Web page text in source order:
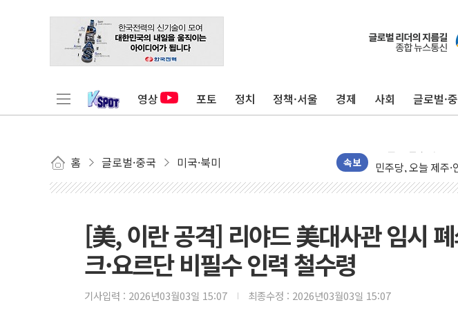
영상 포토 정치 정책·서울 경제 사회 글로벌·
홈 글로벌·중국 미국·북미 속보
李대통령, 'ISA·주
'호우 특보' 경북
오세훈 "용산공원
충북 주말 무더위
민주당, 오늘 제주
한상협, 업계 개인
트럼프, 쿡 연준 이
유럽증시, 美 고용
[美, 이란 공격] 리야드 美대사관 임시
크·요르단 비필수 인력 철수령
기사입력 : 2026년03월03일 15:07 최종수정 : 2026년03월03일 15:07